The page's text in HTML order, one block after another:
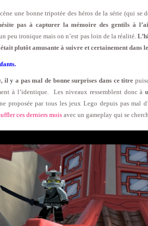
une bonne tripotée des héros de la série (qui
pas à capturer la mémoire des gentils à
peu ironique mais on n’est pas loin de la réalité.
plutôt amusante à suivre et certainement dans
il y a pas mal de bonne surprises dans ce titre
à l’identique. Les niveaux ressemblent donc à
proposée par tous les jeux Lego depuis pas mal
ces derniers mois avec un gameplay qui se